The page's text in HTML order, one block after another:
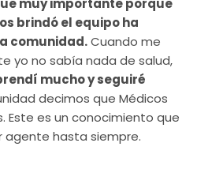
muy importante porque
brindó el equipo ha
comunidad.Cuando me
yo no sabía nada de salud,
mucho y seguiré
decimos que Médicos
Este es un conocimiento que
agente hasta siempre.